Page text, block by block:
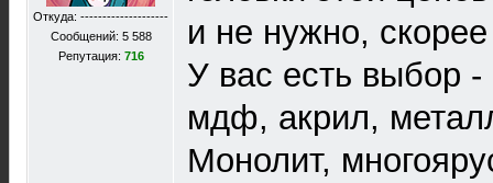
Откуда: --------------------
Сообщений: 5 588
Репутация: 716
и не нужно, скорее
У вас есть выбор
мдф, акрил,
Монолит,